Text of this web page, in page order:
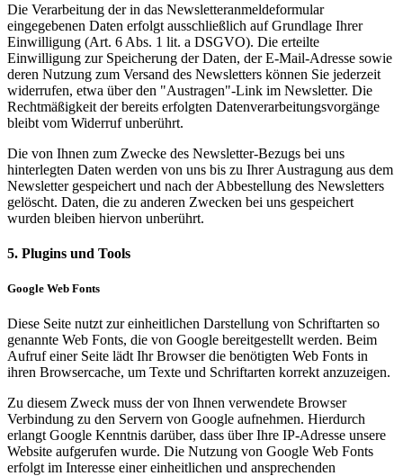
Die Verarbeitung der in das Newsletteranmeldeformular
eingegebenen Daten erfolgt ausschließlich auf Grundlage Ihrer
Einwilligung (Art. 6 Abs. 1 lit. a DSGVO). Die erteilte
Einwilligung zur Speicherung der Daten, der E-Mail-Adresse sowie
deren Nutzung zum Versand des Newsletters können Sie jederzeit
widerrufen, etwa über den "Austragen"-Link im Newsletter. Die
Rechtmäßigkeit der bereits erfolgten Datenverarbeitungsvorgänge
bleibt vom Widerruf unberührt.
Die von Ihnen zum Zwecke des Newsletter-Bezugs bei uns
hinterlegten Daten werden von uns bis zu Ihrer Austragung aus dem
Newsletter gespeichert und nach der Abbestellung des Newsletters
gelöscht. Daten, die zu anderen Zwecken bei uns gespeichert
wurden bleiben hiervon unberührt.
5. Plugins und Tools
Google Web Fonts
Diese Seite nutzt zur einheitlichen Darstellung von Schriftarten so
genannte Web Fonts, die von Google bereitgestellt werden. Beim
Aufruf einer Seite lädt Ihr Browser die benötigten Web Fonts in
ihren Browsercache, um Texte und Schriftarten korrekt anzuzeigen.
Zu diesem Zweck muss der von Ihnen verwendete Browser
Verbindung zu den Servern von Google aufnehmen. Hierdurch
erlangt Google Kenntnis darüber, dass über Ihre IP-Adresse unsere
Website aufgerufen wurde. Die Nutzung von Google Web Fonts
erfolgt im Interesse einer einheitlichen und ansprechenden